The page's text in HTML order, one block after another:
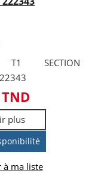
T1 SECTION
plus
ma liste